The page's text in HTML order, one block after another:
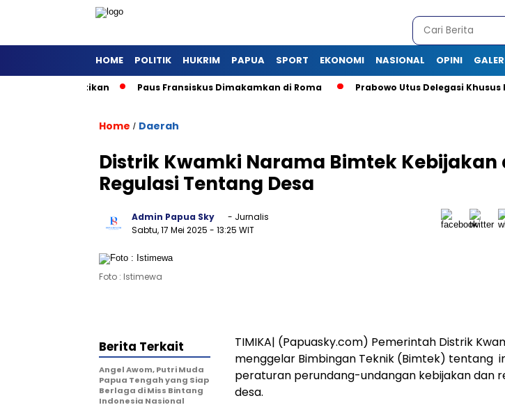
HOME POLITIK HUKRIM PAPUA SPORT EKONOMI NASIONAL OPINI
Ke Vatikan Paus Fransiskus Dimakamkan di Roma Prabowo Utus Delegasi Khusus Ke
Home / Daerah
Distrik Kwamki Narama Bimtek Kebijakan
Regulasi Tentang Desa
Admin Papua Sky
- Jurnalis
Sabtu, 17 Mei 2025 - 13:25 WIT
Foto : Istimewa
TIMIKA| (Papuasky.com) Pemerintah Distrik
menggelar Bimbingan Teknik (Bimtek) tentang
peraturan perundang-undangan kebijakan dan
desa.
Berita Terkait
Angel Awom, Putri Muda
Papua Tengah yang Siap
Berlaga di Miss Bintang
Indonesia Nasional